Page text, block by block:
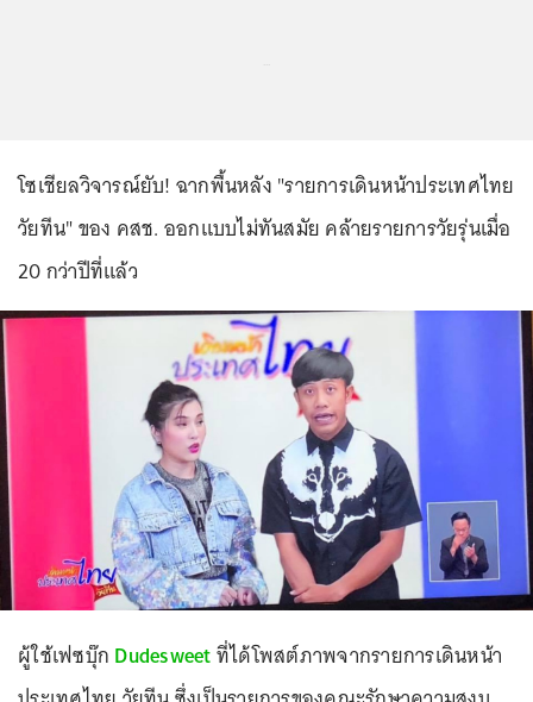
โซเชียลวิจารณ์ยับ! ฉากพื้นหลัง "รายการเดินหน้าประเทศไทย
วัยทีน" ของ คสช. ออกแบบไม่ทันสมัย คล้ายรายการวัยรุ่นเมื่อ
20 กว่าปีที่แล้ว
ผู้ใช้เฟซบุ๊ก Dudesweetที่ได้โพสต์ภาพจากรายการเดินหน้า